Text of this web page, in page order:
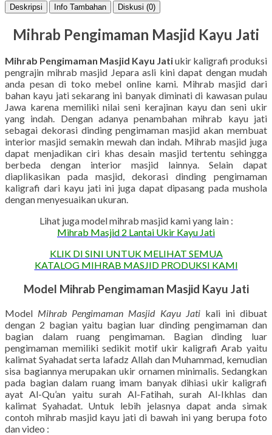
Deskripsi Info Tambahan Diskusi (0)
Mihrab Pengimaman Masjid Kayu Jati
Mihrab Pengimaman Masjid Kayu Jatiukir kaligrafi produksi
pengrajin mihrab masjid Jepara asli kini dapat dengan mudah
anda pesan di toko mebel online kami. Mihrab masjid dari
bahan kayu jati sekarang ini banyak diminati di kawasan pulau
Jawa karena memiliki nilai seni kerajinan kayu dan seni ukir
yang indah. Dengan adanya penambahan mihrab kayu jati
sebagai dekorasi dinding pengimaman masjid akan membuat
interior masjid semakin mewah dan indah. Mihrab masjid juga
dapat menjadikan ciri khas desain masjid tertentu sehingga
berbeda dengan interior masjid lainnya. Selain dapat
diaplikasikan pada masjid, dekorasi dinding pengimaman
kaligrafi dari kayu jati ini juga dapat dipasang pada mushola
dengan menyesuaikan ukuran.
Lihat juga model mihrab masjid kami yang lain :
Mihrab Masjid 2 Lantai Ukir Kayu Jati
KLIK DI SINI UNTUK MELIHAT SEMUA
KATALOG MIHRAB MASJID PRODUKSI KAMI
Model Mihrab Pengimaman Masjid Kayu Jati
Model Mihrab Pengimaman Masjid Kayu Jatikali ini dibuat
dengan 2 bagian yaitu bagian luar dinding pengimaman dan
bagian dalam ruang pengimaman. Bagian dinding luar
pengimaman memiliki sedikit motif ukir kaligrafi Arab yaitu
kalimat Syahadat serta lafadz Allah dan Muhammad, kemudian
sisa bagiannya merupakan ukir ornamen minimalis. Sedangkan
pada bagian dalam ruang imam banyak dihiasi ukir kaligrafi
ayat Al-Qu’an yaitu surah Al-Fatihah, surah Al-Ikhlas dan
kalimat Syahadat. Untuk lebih jelasnya dapat anda simak
contoh mihrab masjid kayu jati di bawah ini yang berupa foto
dan video :